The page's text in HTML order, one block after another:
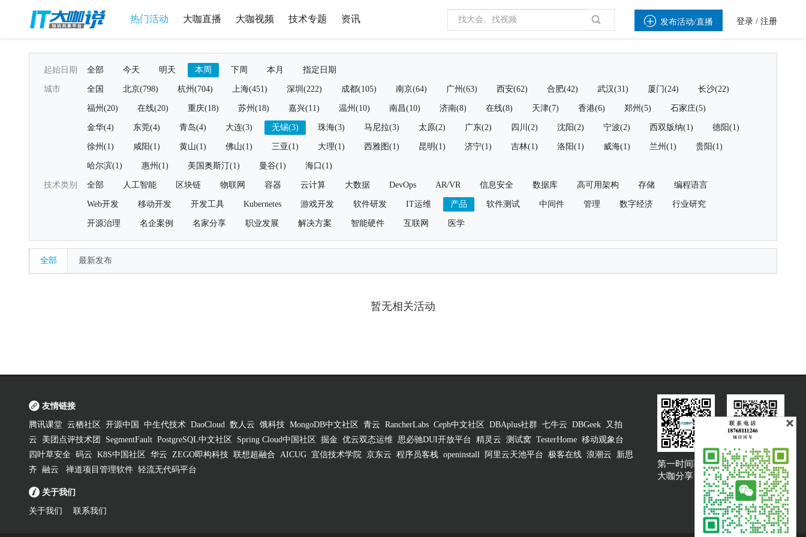
热门活动 大咖直播 大咖视频 技术专题 资讯  发布活动/直播 登录 / 注册
起始日期 全部 今天 明天 本周 下周 本月 指定日期
城市 全国 北京(798) 杭州(704) 上海(451) 深圳(222) 成都(105) 南京(64) 广州(63) 西安(62) 合肥(42) 武汉(31) 厦门(24) 长沙(22)
福州(20) 在线(20) 重庆(18) 苏州(18) 嘉兴(11) 温州(10) 南昌(10) 济南(8) 在线(8) 天津(7) 香港(6) 郑州(5) 石家庄(5)
金华(4) 东莞(4) 青岛(4) 大连(3) 无锡(3) 珠海(3) 马尼拉(3) 太原(2) 广东(2) 四川(2) 沈阳(2) 宁波(2) 西双版纳(1) 德阳(1)
徐州(1) 咸阳(1) 黄山(1) 佛山(1) 三亚(1) 大理(1) 西雅图(1) 昆明(1) 济宁(1) 吉林(1) 洛阳(1) 威海(1) 兰州(1) 贵阳(1)
哈尔滨(1) 惠州(1) 美国奥斯汀(1) 曼谷(1) 海口(1)
技术类别 全部 人工智能 区块链 物联网 容器 云计算 大数据 DevOps AR/VR 信息安全 数据库 高可用架构 存储 编程语言
Web开发 移动开发 开发工具 Kubernetes 游戏开发 软件研发 IT运维 产品 软件测试 中间件 管理 数字经济 行业研究
开源治理 名企案例 名家分享 职业发展 解决方案 智能硬件 互联网 医学
全部 最新发布
暂无相关活动
友情链接
腾讯课堂 云栖社区 开源中国 中生代技术 DaoCloud 数人云 饿科技 MongoDB中文社区 青云 RancherLabs Ceph中文社区 DBAplus社群 七牛云 DBGeek
又拍
云
美团点评技术团 SegmentFault PostgreSQL中文社区 Spring Cloud中国社区 掘金 优云双态运维 思必驰DUI开放平台 精灵云 测试窝 TesterHome 移动观象台
四叶草安全 码云 K8S中国社区 华云 ZEGO即构科技 联想超融合 AICUG 宜信技术学院 京东云 程序员客栈 openinstall 阿里云天池平台 极客在线 浪潮云
新思
齐 融云 禅道项目管理软件 轻流无代码平台
关于我们
关于我们 联系我们
第一时间获取
大咖分享资讯
大咖说吐槽客服